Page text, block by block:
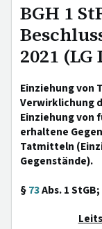
BGH 1
2021
Einziehung von
Verwirklichung
Einziehung von
erhaltene
Tatmitteln
Gegenstände).
§73Abs. 1